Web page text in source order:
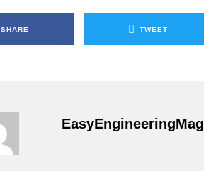
SHARE TWEET
EasyEngineeringMag